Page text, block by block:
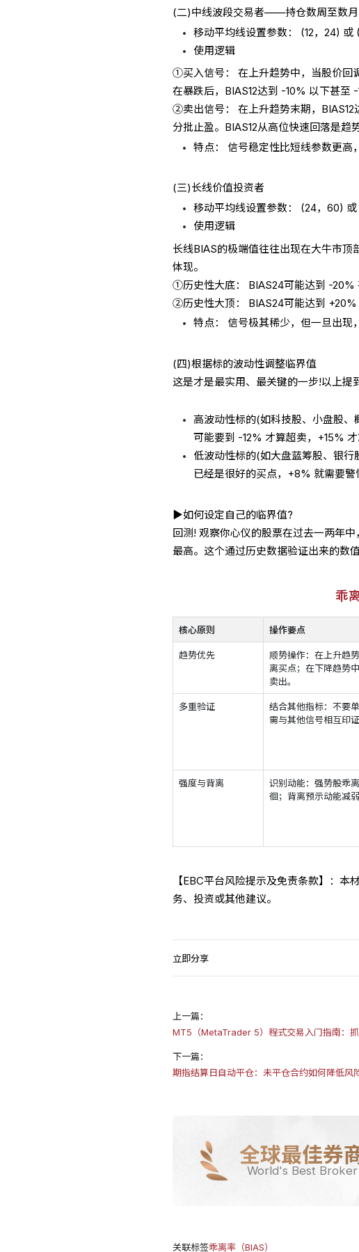
(二)中线波段交易者——持仓数周至数月
移动平均线设置参数： (12，24) 或
使用逻辑
①买入信号： 在上升趋势中，当股价回
在暴跌后，BIAS12达到 -10% 以下甚至
②卖出信号： 在上升趋势末期，
分批止盈。BIAS12从高位快速回落是趋
特点： 信号稳定性比短线参数更高
(三)长线价值投资者
移动平均线设置参数： (24，60)
使用逻辑
长线BIAS的极端值往往出现在大牛市顶
体现。
①历史性大底： BIAS24可能达到 -20%
②历史性大顶： BIAS24可能达到 +20%
特点： 信号极其稀少，但一旦出现
(四)根据标的波动性调整临界值
这是才是最实用、最关键的一步!以上提
高波动性标的(如科技股、小盘股
可能要到 -12% 才算超卖，+15% 才
低波动性标的(如大盘蓝筹股、银
已经是很好的买点，+8% 就需要警
▶如何设定自己的临界值?
回测! 观察你心仪的股票在过去一两年
最高。这个通过历史数据验证出来的数
乖
核心原则 操作要点
趋势优先
顺势操作：在上升趋
离买点；在下降趋势
卖出。
多重验证
结合其他指标：不要单
需与其他信号相互印证
强度与背离
识别动能：强势股乖
徊；背离预示动能减弱
【EBC平台风险提示及免责条款】：
务、投资或其他建议。
立即分享
上一篇：
MT5（MetaTrader 5）程式交易入门指南：
下一篇：
期指结算日自动平仓：未平仓合约如何降低风
全球最佳券
World's Best Broker
关联标签乖离率（BIAS）